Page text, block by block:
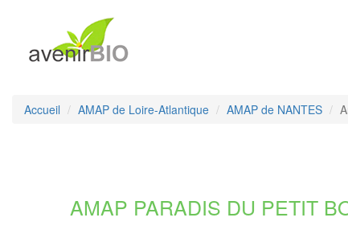
Accueil AMAP de Loire-Atlantique AMAP de NANTES
AMAP PARADIS DU PETIT